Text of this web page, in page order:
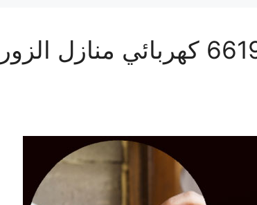
رقم كهربائي الزور 66191325‬ كهربائي منازل الزور